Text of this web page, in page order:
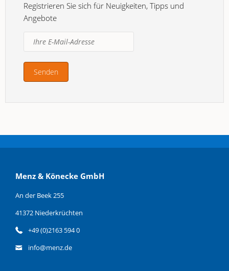
Registrieren Sie sich für Neuigkeiten, Tipps und
Angebote
Menz & Könecke GmbH
An der Beek 255
41372 Niederkrüchten
+49 (0)2163 594 0
info@menz.de